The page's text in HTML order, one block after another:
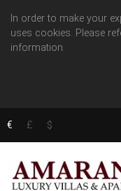
In order to make your
uses cookies. Please
information.
€ £ $